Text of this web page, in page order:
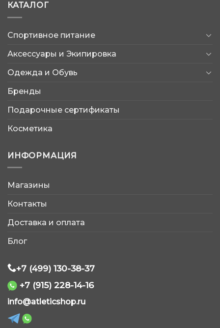
КАТАЛОГ
Спортивное питание
Аксессуары и Экипировка
Одежда и Обувь
Бренды
Подарочные сертификаты
Косметика
ИНФОРМАЦИЯ
Магазины
Контакты
Доставка и оплата
Блог
+7 (499) 130-38-37
+7 (915) 228-14-16
info@atleticshop.ru